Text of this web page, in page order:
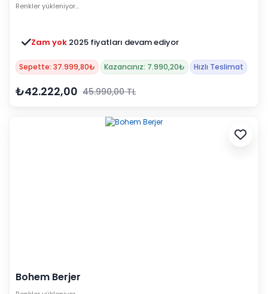
Renkler yükleniyor…
Zam yok 2025 fiyatları devam ediyor
Sepette: 37.999,80₺ Kazancınız: 7.990,20₺ Hızlı Teslimat
₺42.222,00 45.990,00 TL
Bohem Berjer